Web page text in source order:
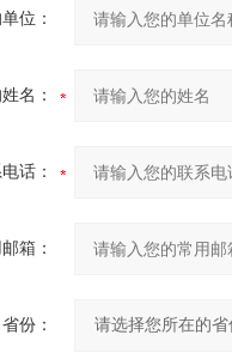
位：
名：
话：
箱：
省份：